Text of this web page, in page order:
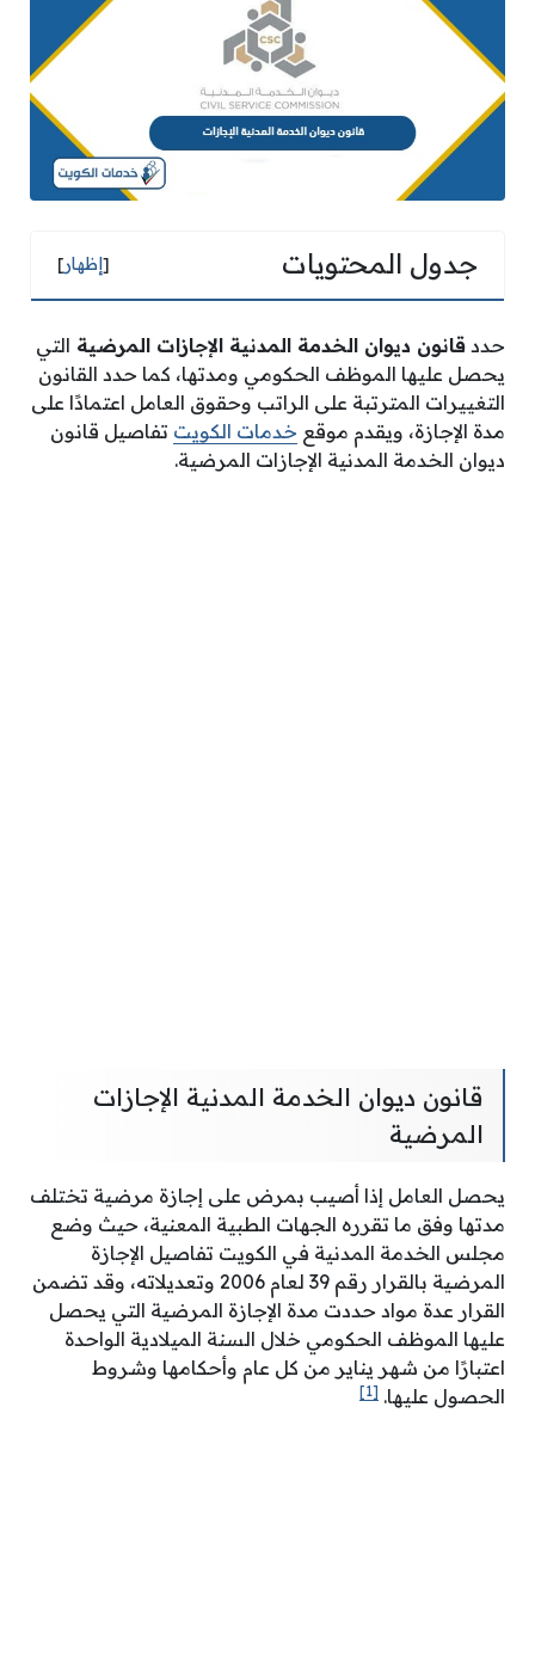
جدول المحتويات [إظهار]
حدد قانون ديوان الخدمة المدنية الإجازات المرضية التي
يحصل عليها الموظف الحكومي ومدتها، كما حدد القانون
التغييرات المترتبة على الراتب وحقوق العامل اعتمادًا على
مدة الإجازة، ويقدم موقع خدمات الكويت تفاصيل قانون
ديوان الخدمة المدنية الإجازات المرضية.
قانون ديوان الخدمة المدنية الإجازات
المرضية
يحصل العامل إذا أصيب بمرض على إجازة مرضية تختلف
مدتها وفق ما تقرره الجهات الطبية المعنية، حيث وضع
مجلس الخدمة المدنية في الكويت تفاصيل الإجازة
المرضية بالقرار رقم 39 لعام 2006 وتعديلاته، وقد تضمن
القرار عدة مواد حددت مدة الإجازة المرضية التي يحصل
عليها الموظف الحكومي خلال السنة الميلادية الواحدة
اعتبارًا من شهر يناير من كل عام وأحكامها وشروط
الحصول عليها. [1]